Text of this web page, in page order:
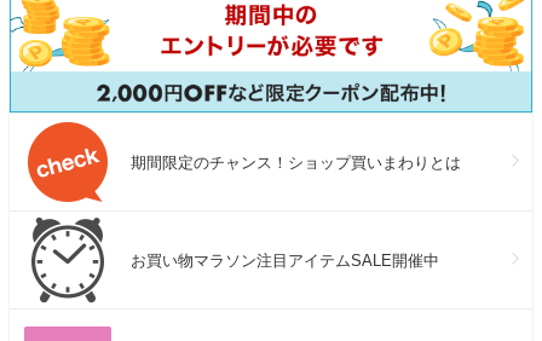
期間限定のチャンス！ショップ買いまわりとは
お買い物マラソン注目アイテムSALE開催中